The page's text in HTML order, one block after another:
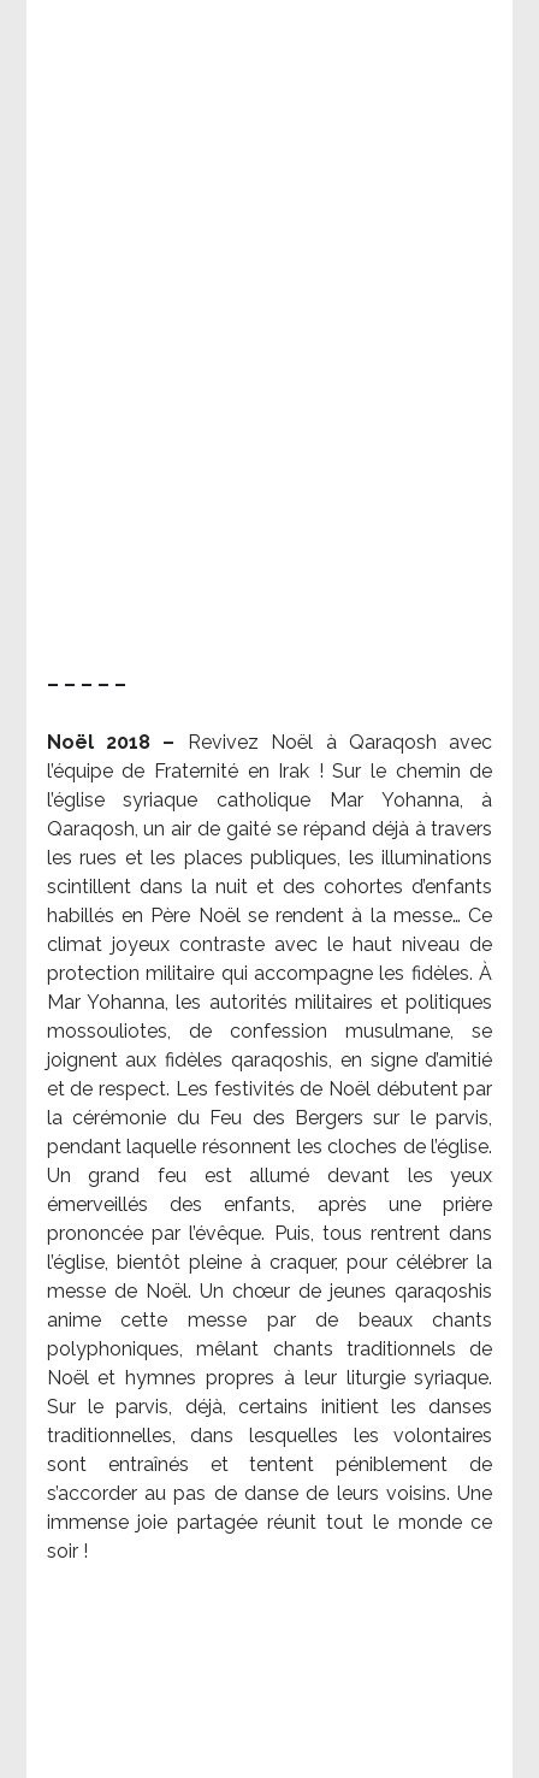
– – – – –
Noël 2018 –
Revivez Noël à Qaraqosh avec
l’équipe de Fraternité en Irak ! Sur le chemin de
l’église syriaque catholique Mar Yohanna, à
Qaraqosh, un air de gaité se répand déjà à travers
les rues et les places publiques, les illuminations
scintillent dans la nuit et des cohortes d’enfants
habillés en Père Noël se rendent à la messe… Ce
climat joyeux contraste avec le haut niveau de
protection militaire qui accompagne les fidèles. À
Mar Yohanna, les autorités militaires et politiques
mossouliotes, de confession musulmane, se
joignent aux fidèles qaraqoshis, en signe d’amitié
et de respect. Les festivités de Noël débutent par
la cérémonie du Feu des Bergers sur le parvis,
pendant laquelle résonnent les cloches de l’église.
Un grand feu est allumé devant les yeux
émerveillés des enfants, après une prière
prononcée par l’évêque. Puis, tous rentrent dans
l’église, bientôt pleine à craquer, pour célébrer la
messe de Noël. Un chœur de jeunes qaraqoshis
anime cette messe par de beaux chants
polyphoniques, mêlant chants traditionnels de
Noël et hymnes propres à leur liturgie syriaque.
Sur le parvis, déjà, certains initient les danses
traditionnelles, dans lesquelles les volontaires
sont entraînés et tentent péniblement de
s’accorder au pas de danse de leurs voisins. Une
immense joie partagée réunit tout le monde ce
soir !